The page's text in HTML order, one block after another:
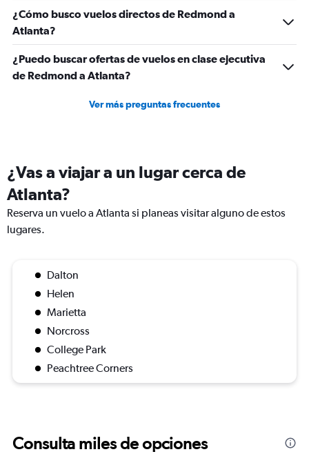
900.
¿Cómo busco vuelos directos de Redmond a
Atlanta?
¿Puedo buscar ofertas de vuelos en clase ejecutiva
de Redmond a Atlanta?
Ver más preguntas frecuentes
¿Vas a viajar a un lugar cerca de
Atlanta?
Reserva un vuelo a Atlanta si planeas visitar alguno de estos
lugares.
Dalton
Helen
Marietta
Norcross
College Park
Peachtree Corners
Consulta miles de opciones